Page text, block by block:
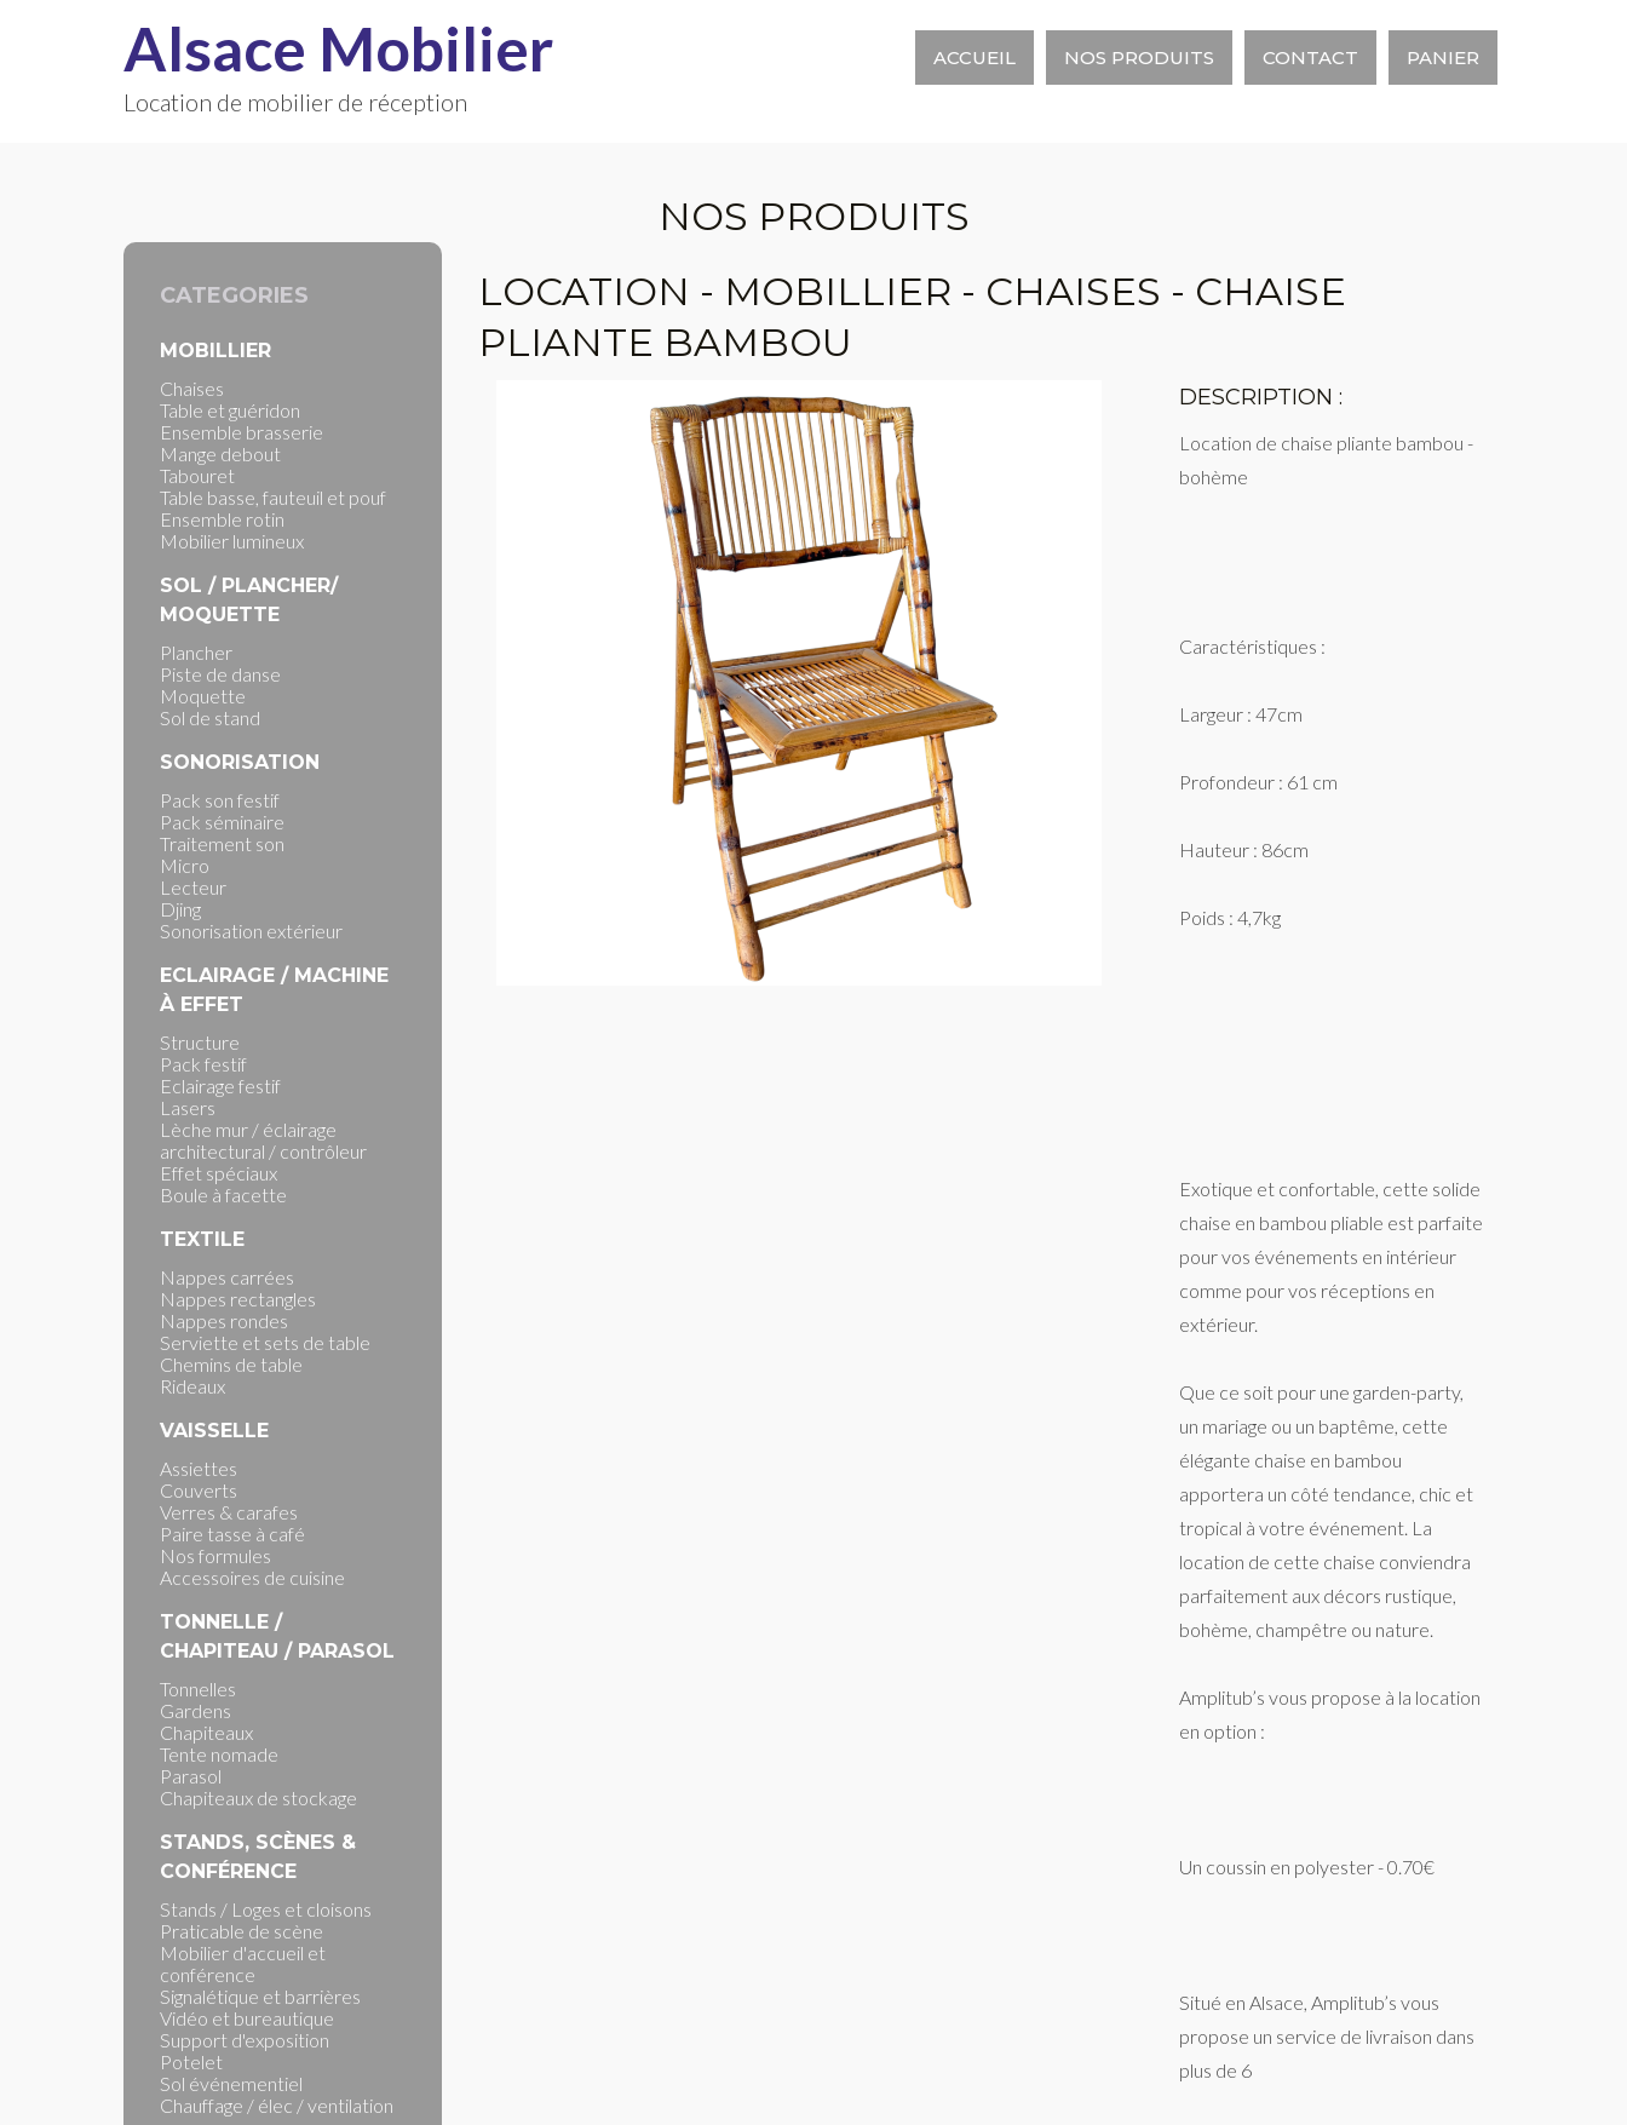
Alsace Mobilier
Location de mobilier de réception
ACCUEIL NOS PRODUITS CONTACT PANIER
NOS PRODUITS
CATEGORIES
MOBILLIER
Chaises
Table et guéridon
Ensemble brasserie
Mange debout
Tabouret
Table basse, fauteuil et pouf
Ensemble rotin
Mobilier lumineux
SOL / PLANCHER/
MOQUETTE
Plancher
Piste de danse
Moquette
Sol de stand
SONORISATION
Pack son festif
Pack séminaire
Traitement son
Micro
Lecteur
Djing
Sonorisation extérieur
ECLAIRAGE / MACHINE
À EFFET
Structure
Pack festif
Eclairage festif
Lasers
Lèche mur / éclairage
architectural / contrôleur
Effet spéciaux
Boule à facette
TEXTILE
Nappes carrées
Nappes rectangles
Nappes rondes
Serviette et sets de table
Chemins de table
Rideaux
VAISSELLE
Assiettes
Couverts
Verres & carafes
Paire tasse à café
Nos formules
Accessoires de cuisine
TONNELLE /
CHAPITEAU / PARASOL
Tonnelles
Gardens
Chapiteaux
Tente nomade
Parasol
Chapiteaux de stockage
STANDS, SCÈNES &
CONFÉRENCE
Stands / Loges et cloisons
Praticable de scène
Mobilier d'accueil et
conférence
Signalétique et barrières
Vidéo et bureautique
Support d'exposition
Potelet
Sol événementiel
Chauffage / élec / ventilation
LOCATION - MOBILLIER - CHAISES - CHAISE
PLIANTE BAMBOU
DESCRIPTION :
Location de chaise pliante bambou -
bohème
Caractéristiques :
Largeur : 47cm
Profondeur : 61 cm
Hauteur : 86cm
Poids : 4,7kg
Exotique et confortable, cette solide
chaise en bambou pliable est parfaite
pour vos événements en intérieur
comme pour vos réceptions en
extérieur.
Que ce soit pour une garden-party,
un mariage ou un baptême, cette
élégante chaise en bambou
apportera un côté tendance, chic et
tropical à votre événement. La
location de cette chaise conviendra
parfaitement aux décors rustique,
bohème, champêtre ou nature.
Amplitub’s vous propose à la location
en option :
Un coussin en polyester - 0.70€
Situé en Alsace, Amplitub’s vous
propose un service de livraison dans
plus de 6